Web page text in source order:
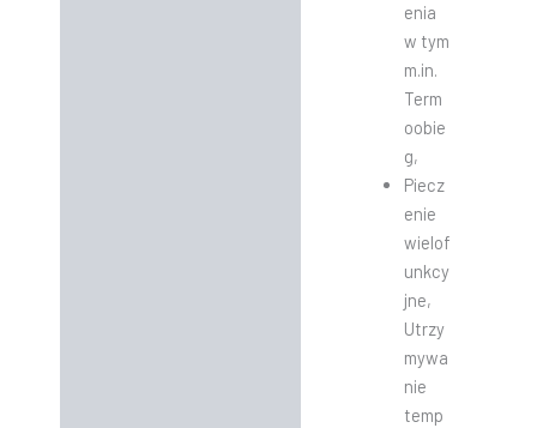
enia
w tym
m.in.
Term
oobie
g,
Piecz
enie
wielof
unkcy
jne,
Utrzy
mywa
nie
temp